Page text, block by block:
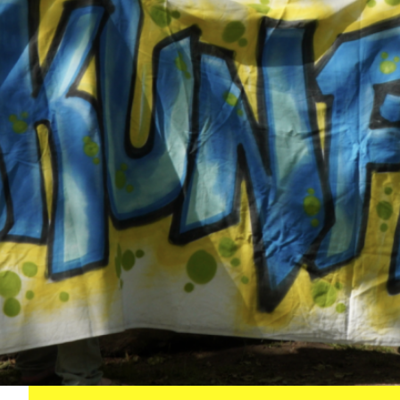
-76
Tage
-15
Std
-28
Min
-35
Sek